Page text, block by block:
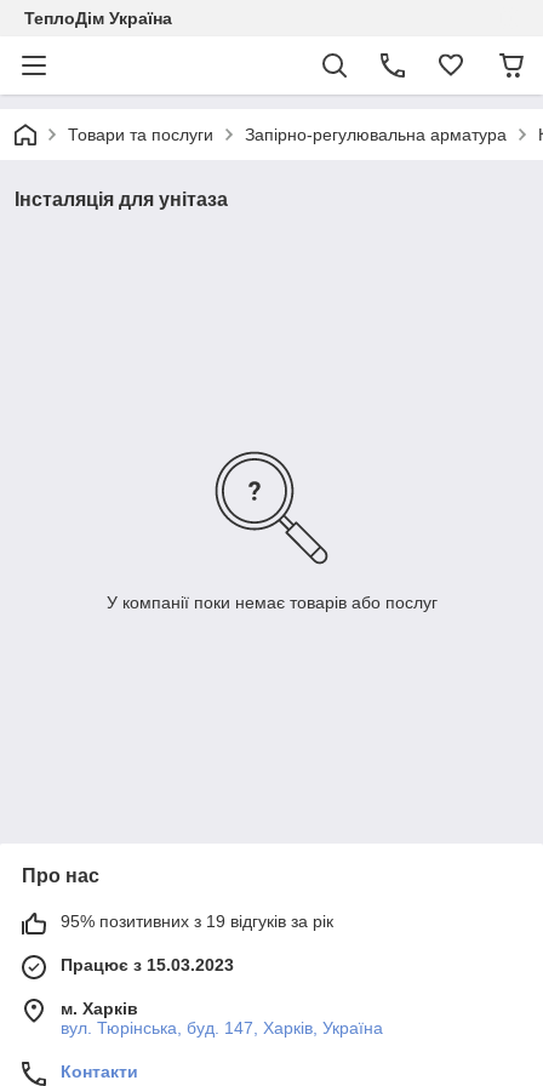
ТеплоДім Україна
Товари та послуги Запірно-регулювальна арматура
Інсталяція для унітаза
У компанії поки немає товарів або послуг
Про нас
95% позитивних з 19 відгуків за рік
Працює з 15.03.2023
м. Харків
вул. Тюрінська, буд. 147, Харків, Україна
Контакти